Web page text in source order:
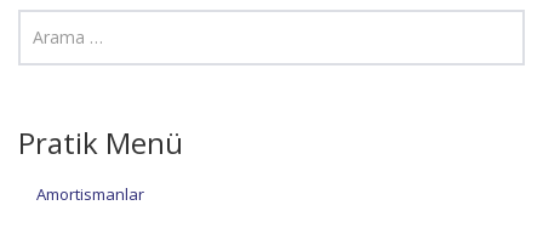
Pratik Menü
Amortismanlar